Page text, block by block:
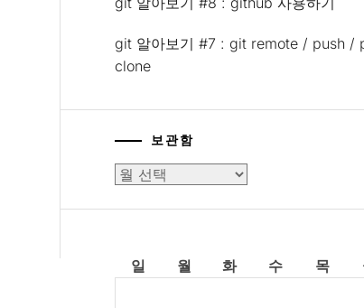
git 알아보기 #7 : git remote / push /
clone
보관함
보
일
월 화 수 목